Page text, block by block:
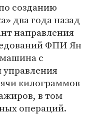
созданию
два года назад
направления
ФПИ Ян
с
управления
килограммов
в том
операций.